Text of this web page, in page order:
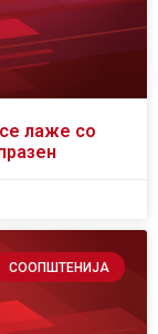
лаже со
СООПШТЕНИЈА